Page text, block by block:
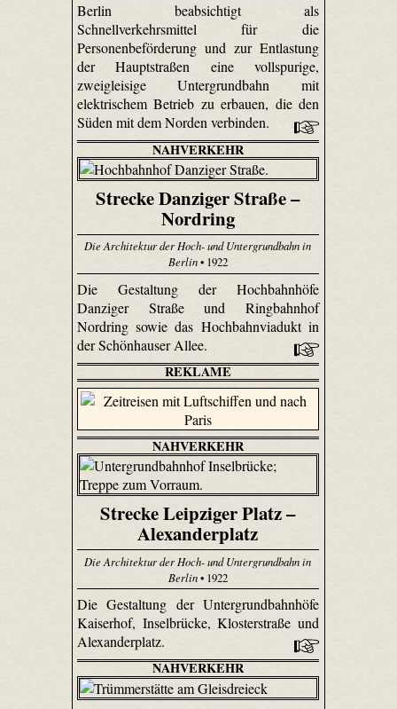
Berlin beabsichtigt als
Schnellverkehrsmittel für die
Personenbeförderung und zur Entlastung
der Hauptstraßen eine vollspurige,
zweigleisige Untergrundbahn mit
elektrischem Betrieb zu erbauen, die den
Süden mit dem Norden verbinden.
NAHVERKEHR
Strecke Danziger Straße –
Nordring
Die Architektur der Hoch- und Untergrundbahn in
Berlin• 1922
Die Gestaltung der Hochbahnhöfe
Danziger Straße und Ringbahnhof
Nordring sowie das Hochbahnviadukt in
der Schönhauser Allee.
REKLAME
NAHVERKEHR
Strecke Leipziger Platz –
Alexanderplatz
Die Architektur der Hoch- und Untergrundbahn in
Berlin• 1922
Die Gestaltung der Untergrundbahnhöfe
Kaiserhof, Inselbrücke, Klosterstraße und
Alexanderplatz.
NAHVERKEHR